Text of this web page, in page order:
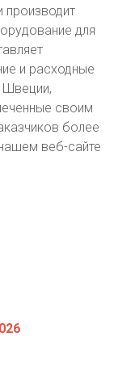
производит
для
и расходные
Швеции,
своим
более
веб-сайте